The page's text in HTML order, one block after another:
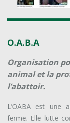
O.A.B.A
Organisation
animal et la
l’abattoir.
L’OABA est une
ferme. Elle lutte